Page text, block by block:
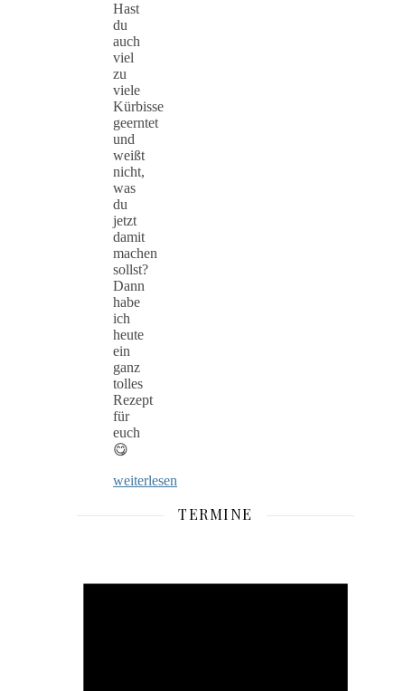
Hast
du
auch
viel
zu
viele
Kürbisse
geerntet
und
weißt
nicht,
was
du
jetzt
damit
machen
sollst?
Dann
habe
ich
heute
ein
ganz
tolles
Rezept
für
euch
😋
weiterlesen
TERMINE